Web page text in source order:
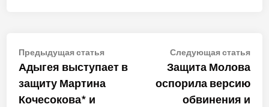
Навигация
по
записям
Предыдущая статьяПредыдущая
статья:
Адыгея выступает в
защиту Мартина
Кочесокова* и
Следующая статья
Защита Молова
оспорила версию
обвинения и